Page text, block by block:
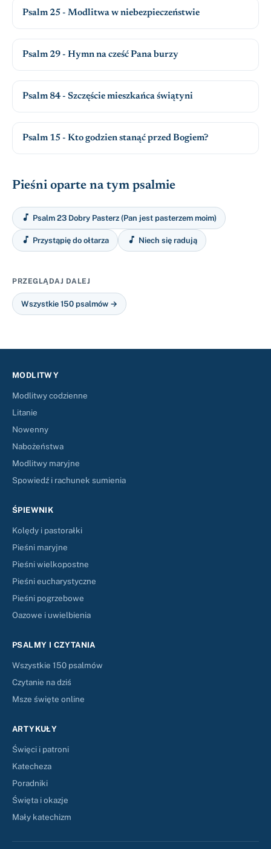
Psalm 25 - Modlitwa w niebezpieczeństwie
Psalm 29 - Hymn na cześć Pana burzy
Psalm 84 - Szczęście mieszkańca świątyni
Psalm 15 - Kto godzien stanąć przed Bogiem?
Pieśni oparte na tym psalmie
 Psalm 23 Dobry Pasterz (Pan jest pasterzem moim)
 Przystąpię do ołtarza  Niech się radują
PRZEGLĄDAJ DALEJ
Wszystkie 150 psalmów →
MODLITWY
Modlitwy codzienne
Litanie
Nowenny
Nabożeństwa
Modlitwy maryjne
Spowiedź i rachunek sumienia
ŚPIEWNIK
Kolędy i pastorałki
Pieśni maryjne
Pieśni wielkopostne
Pieśni eucharystyczne
Pieśni pogrzebowe
Oazowe i uwielbienia
PSALMY I CZYTANIA
Wszystkie 150 psalmów
Czytanie na dziś
Msze święte online
ARTYKUŁY
Święci i patroni
Katecheza
Poradniki
Święta i okazje
Mały katechizm